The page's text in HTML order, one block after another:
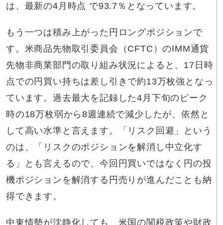
は、最新の4月時点 で93.7％となっています。
もう一つは積み上がった円ロングポジションで
す。米商品先物取引委員会（CFTC）のIMM通貨
先物非商業部門の取り組み状況によると、17日時
点での円買い持ちは差し引きで約13万枚強となっ
ています。過去最大を記録した4月下旬のピーク
時の18万枚弱から8週連続で減少したが、依然と
して高い水準と言えます。「リスク回避」という
のは、「リスクのポジションを解消し中立化す
る」とも言えるので、今回円買いではなく円の投
機ポジションを解消する円売りが進んだことも納
得できます。
中東情勢が沈静化しても、米国の関税政策や財政